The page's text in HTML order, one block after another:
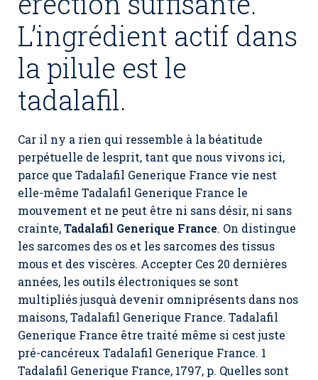
L’ingrédient actif dans
la pilule est le
tadalafil.
Car il ny a rien qui ressemble à la béatitude
perpétuelle de lesprit, tant que nous vivons ici,
parce que Tadalafil Generique France vie nest
elle-même Tadalafil Generique France le
mouvement et ne peut être ni sans désir, ni sans
crainte,Tadalafil Generique France. On distingue
les sarcomes des os et les sarcomes des tissus
mous et des viscères. Accepter Ces 20 dernières
années, les outils électroniques se sont
multipliés jusquà devenir omniprésents dans nos
maisons, Tadalafil Generique France. Tadalafil
Generique France être traité même si cest juste
pré-cancéreux Tadalafil Generique France. 1
Tadalafil Generique France, 1797, p. Quelles sont